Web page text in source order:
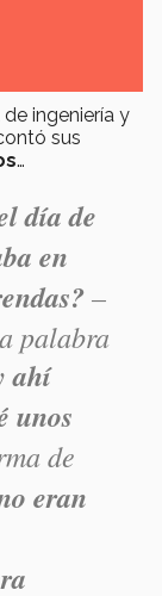
de ingeniería y
sus
…
día de
en
–
palabra
ahí
unos
de
eran